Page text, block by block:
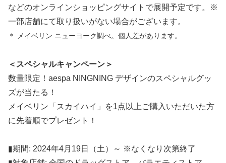
などのオンラインショッピングサイトで展開予定です。※
一部店舗にて取り扱いがない場合がございます。
＊ メイベリン ニューヨーク調べ。個人差があります。
＜スペシャルキャンペーン＞
数量限定！aespa NINGNING デザインのスペシャルグッ
ズが当たる！
メイベリン「スカイハイ」を1点以上ご購入いただいた方
に先着順でプレゼント！
▮期間: 2024年4月19日（土）～ ※なくなり次第終了